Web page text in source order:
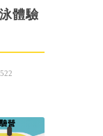
體驗
522